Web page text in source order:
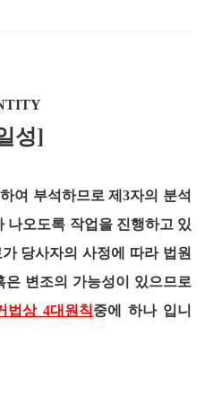
성]
여 부석하므로 제3자의 분석
나오도록 작업을 진행하고 있
당사자의 사정에 따라 법원
변조의 가능성이 있으므로
법상 4대원칙중에 하나 입니